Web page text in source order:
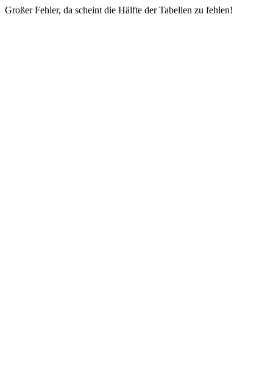
Großer Fehler, da scheint die Hälfte der Tabellen zu fehlen!